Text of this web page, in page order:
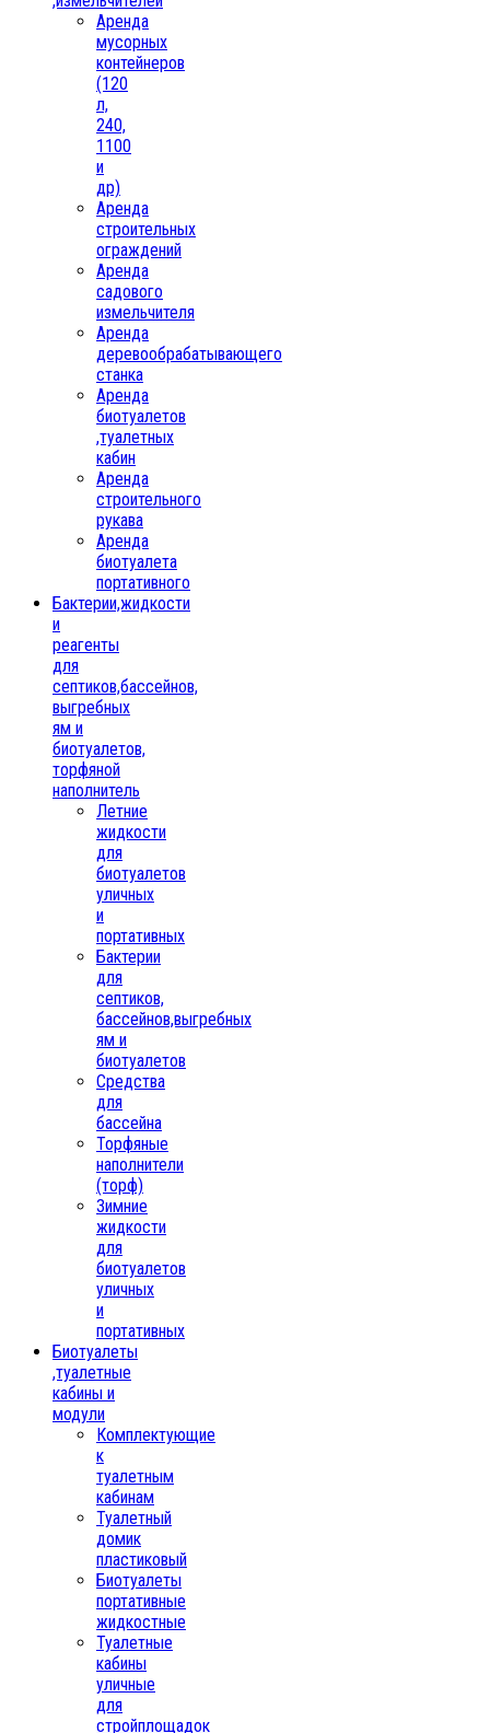
Аренда
мусорных
контейнеров
(120
л,
240,
1100
и
др)
Аренда
строительных
ограждений
Аренда
садового
измельчителя
Аренда
деревообрабатывающего
станка
Аренда
биотуалетов
,туалетных
кабин
Аренда
строительного
рукава
Аренда
биотуалета
портативного
Бактерии,жидкости
и
реагенты
для
септиков,бассейнов,
выгребных
ям и
биотуалетов,
торфяной
наполнитель
Летние
жидкости
для
биотуалетов
уличных
и
портативных
Бактерии
для
септиков,
бассейнов,выгребных
ям и
биотуалетов
Средства
для
бассейна
Торфяные
наполнители
(торф)
Зимние
жидкости
для
биотуалетов
уличных
и
портативных
Биотуалеты
,туалетные
кабины и
модули
Комплектующие
к
туалетным
кабинам
Туалетный
домик
пластиковый
Биотуалеты
портативные
жидкостные
Туалетные
кабины
уличные
для
стройплощадок